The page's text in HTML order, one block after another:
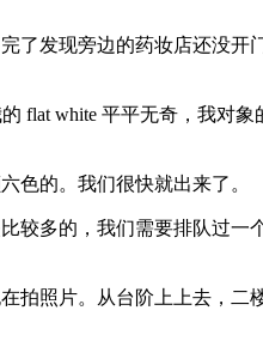
发现旁边的药妆店还没开
flat white 平平无奇，我对
色的。我们很快就出来了。
多的，我们需要排队过一
照片。从台阶上上去，